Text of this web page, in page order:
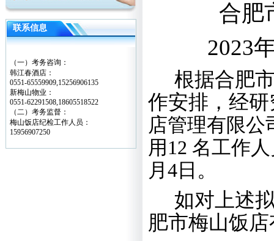
联系信息
（一）考务咨询：
韩江春酒店：
0551-65559909,15256906135
新梅山物业：
0551-62291508,18605518522
（二）考务监督：
梅山饭店纪检工作人员：
15956907250
合肥
2023
根据合肥
作安排，经
店管理有限公
用12 名工作
月 4日 。
如对上述
肥市梅山饭